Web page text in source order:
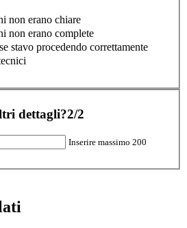
non erano chiare
non erano complete
stavo procedendo correttamente
dettagli?2/2
Inserire massimo 200